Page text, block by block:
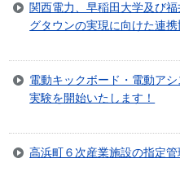
関西電力、早稲田大学及び
グタウンの実現に向けた連携
電動キックボード・電動ア
実験を開始いたします！
高浜町６次産業施設の指定